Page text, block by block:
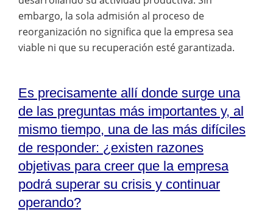
embargo, la sola admisión al proceso de
reorganización no significa que la empresa sea
viable ni que su recuperación esté garantizada.
Es precisamente allí donde surge una
de las preguntas más importantes y, al
mismo tiempo, una de las más difíciles
de responder: ¿existen razones
objetivas para creer que la empresa
podrá superar su crisis y continuar
operando?